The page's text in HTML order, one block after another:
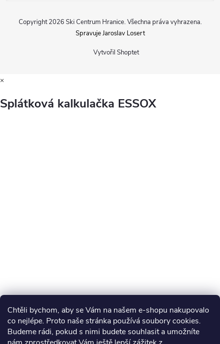
Chtěli bychom, aby se Vám na našem e-shopu nakupovalo
co nejlépe. Proto naše stránka používá soubory cookies.
Budeme rádi, pokud s nimi budete souhlasit a umožníte
Vytvořil Shoptet
Copyright 2026 Ski Centrum Hranice. Všechna práva vyhrazena.
Spravuje Jaroslav Losert
×
Splátková kalkulačka ESSOX